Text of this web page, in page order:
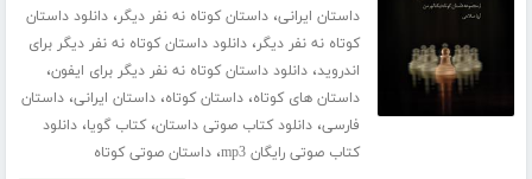
داستان ایرانی،داستان کوتاه نه نفر دیگر،دانلود داستان
کوتاه نه نفر دیگر،دانلود داستان کوتاه نه نفر دیگر برای
اندروید،دانلود داستان کوتاه نه نفر دیگر برای ایفون،
داستان های کوتاه،داستان کوتاه،داستان ایرانی،داستان
فارسی،دانلود کتاب صوتی داستان،کتاب گویا،دانلود
کتاب صوتی رایگان mp3
،داستان صوتی کوتاه